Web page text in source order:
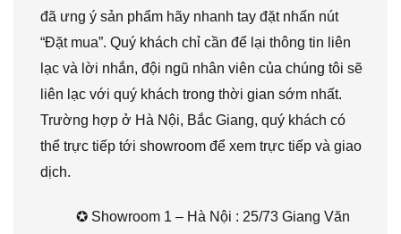
đã ưng ý sản phẩm hãy nhanh tay đặt nhấn nút
“Đặt mua”. Quý khách chỉ cần để lại thông tin liên
lạc và lời nhắn, đội ngũ nhân viên của chúng tôi sẽ
liên lạc với quý khách trong thời gian sớm nhất.
Trường hợp ở Hà Nội, Bắc Giang, quý khách có
thể trực tiếp tới showroom để xem trực tiếp và giao
dịch.
✪ Showroom 1 – Hà Nội : 25/73 Giang Văn